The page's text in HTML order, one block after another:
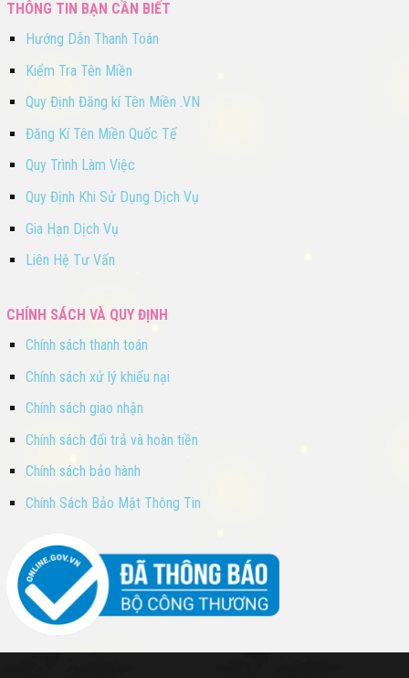
THÔNG TIN BẠN CẦN BIẾT
Hướng Dẫn Thanh Toán
Kiểm Tra Tên Miền
Quy Định Đăng kí Tên Miền .VN
Đăng Kí Tên Miền Quốc Tế
Quy Trình Làm Việc
Quy Định Khi Sử Dụng Dịch Vụ
Gia Hạn Dịch Vụ
Liên Hệ Tư Vấn
CHÍNH SÁCH VÀ QUY ĐỊNH
Chính sách thanh toán
Chính sách xử lý khiếu nại
Chính sách giao nhận
Chính sách đổi trả và hoàn tiền
Chính sách bảo hành
Chính Sách Bảo Mật Thông Tin